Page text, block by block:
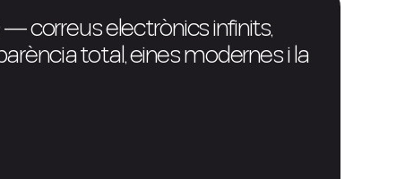
correus electrònics infinits,
total, eines modernes i la